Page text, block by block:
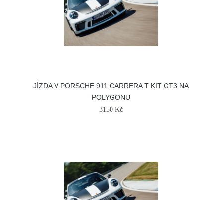
JÍZDA V PORSCHE 911 CARRERA T KIT GT3 NA
POLYGONU
3150 Kč